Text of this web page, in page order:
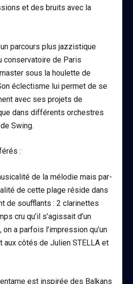
et des bruits avec la
parcours plus jazzistique
conservatoire de Paris
sous la houlette de
éclectisme lui permet de se
avec ses projets de
dans différents orchestres
Swing.
:
de la mélodie mais par-
de cette plage réside dans
de soufflants : 2 clarinettes
cru qu’il s’agissait d’un
a parfois l’impression qu’un
aux côtés deJulien STELLA et
est inspirée des Balkans